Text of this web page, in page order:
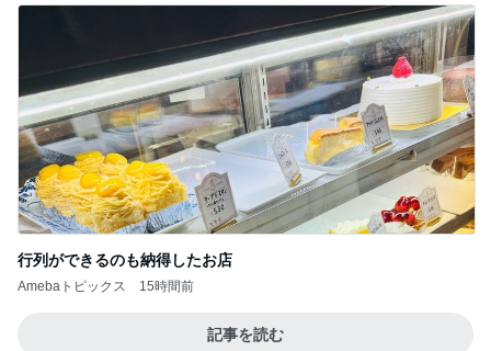
行列ができるのも納得したお店
Amebaトピックス 15時間前
記事を読む